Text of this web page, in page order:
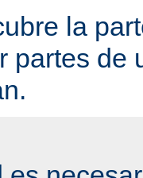
la
partes de